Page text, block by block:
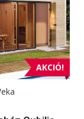
AKCIÓ!